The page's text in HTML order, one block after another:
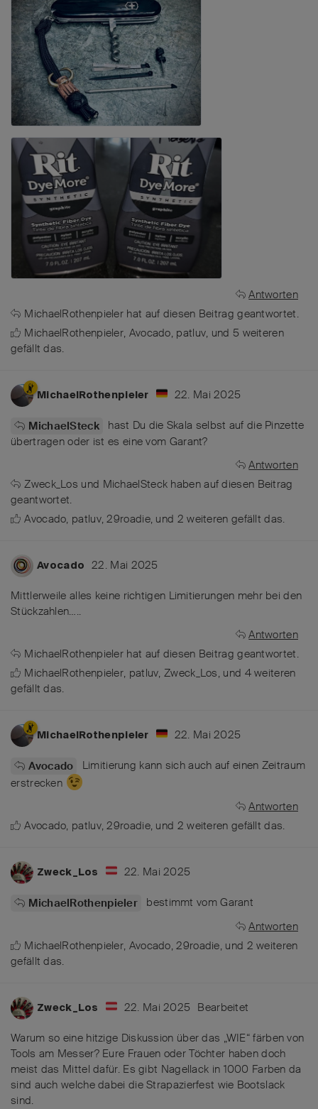
Antworten
MichaelRothenpieler hat auf diesen Beitrag geantwortet.
MichaelRothenpieler, Avocado, patluv, und 5 weiteren
gefällt das.
MichaelRothenpieler 22. Mai 2025
MichaelSteck
hast Du die Skala selbst auf die Pinzette
übertragen oder ist es eine vom Garant?
Antworten
Zweck_Los und MichaelSteck habenauf diesen Beitrag
geantwortet.
Avocado, patluv,29roadie, und 2 weiteren gefällt das.
Avocado 22. Mai 2025
Mittlerweile alles keine richtigen Limitierungen mehr bei den
Stückzahlen…..
Antworten
MichaelRothenpieler hat auf diesen Beitrag geantwortet.
MichaelRothenpieler, patluv,Zweck_Los, und 4weiteren
gefällt das.
MichaelRothenpieler 22. Mai 2025
Avocado
Limitierung kann sich auch auf einen Zeitraum
erstrecken
Antworten
Avocado, patluv,29roadie, und 2 weiteren gefällt das.
Zweck_Los 22. Mai 2025
MichaelRothenpieler
bestimmt vom Garant
Antworten
MichaelRothenpieler, Avocado,29roadie, und 2 weiteren
gefällt das.
Zweck_Los 22. Mai 2025 Bearbeitet
Warum so eine hitzige Diskussion über das „WIE“ färben von
Tools am Messer? Eure Frauen oder Töchter haben doch
meist das Mittel dafür. Es gibt Nagellack in 1000 Farben da
sind auch welche dabei die Strapazierfest wie Bootslack
sind.